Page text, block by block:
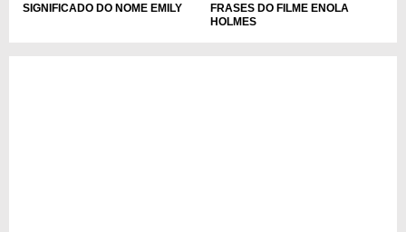
SIGNIFICADO DO NOME EMILY
FRASES DO FILME ENOLA
HOLMES